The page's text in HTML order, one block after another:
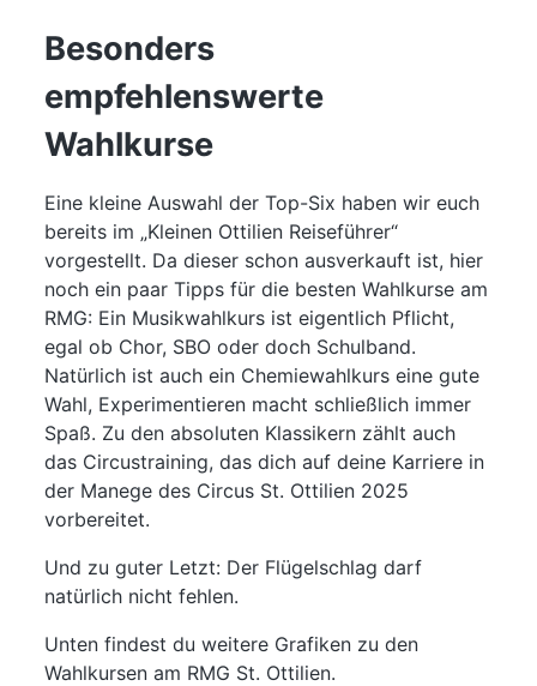
Besonders
empfehlenswerte
Wahlkurse
Eine kleine Auswahl der Top-Six haben wir euch
bereits im „Kleinen Ottilien Reiseführer“
vorgestellt. Da dieser schon ausverkauft ist, hier
noch ein paar Tipps für die besten Wahlkurse am
RMG: Ein Musikwahlkurs ist eigentlich Pflicht,
egal ob Chor, SBO oder doch Schulband.
Natürlich ist auch ein Chemiewahlkurs eine gute
Wahl, Experimentieren macht schließlich immer
Spaß. Zu den absoluten Klassikern zählt auch
das Circustraining, das dich auf deine Karriere in
der Manege des Circus St. Ottilien 2025
vorbereitet.
Und zu guter Letzt: Der Flügelschlag darf
natürlich nicht fehlen.
Unten findest du weitere Grafiken zu den
Wahlkursen am RMG St. Ottilien.